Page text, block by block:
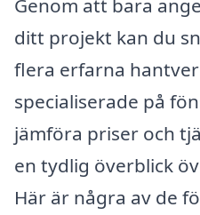
Genom att bara
ditt projekt kan du
flera erfarna
specialiserade på
jämföra priser och
en tydlig överblick
Här är några av de